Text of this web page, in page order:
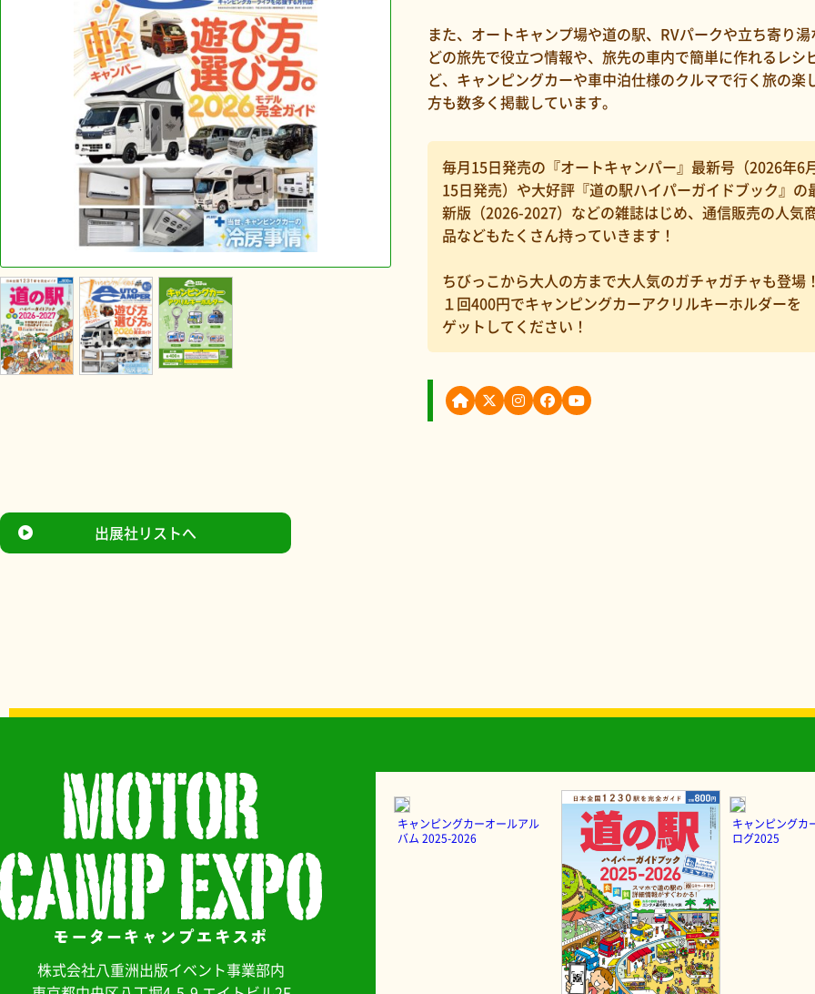
また、オートキャンプ場や道の駅、RVパークや立ち寄り湯
どの旅先で役立つ情報や、旅先の車内で簡単に作れるレシ
ど、キャンピングカーや車中泊仕様のクルマで行く旅の楽
方も数多く掲載しています。
毎月15日発売の『オートキャンパー』最新号（2026年6
15日発売）や大好評『道の駅ハイパーガイドブック』の
新版（2026-2027）などの雑誌はじめ、通信販売の人気
品などもたくさん持っていきます！
ちびっこから大人の方まで大人気のガチャガチャも登場！
１回400円でキャンピングカーアクリルキーホルダーを
ゲットしてください！
出展社リストへ
株式会社八重洲出版イベント事業部内
キャンピングカーオールアル
バム 2025-2026
キャンピングカ
ログ2025